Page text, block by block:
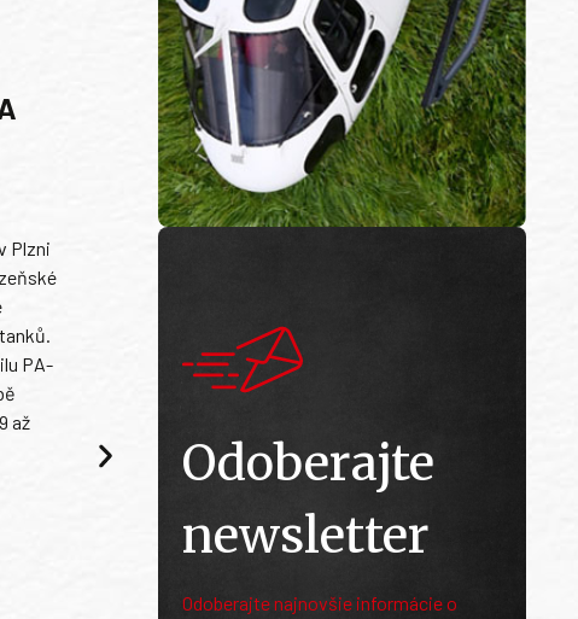
Plzni
PA-
až
Odoberajte
newsletter
Odoberajte najnovšie informácie o